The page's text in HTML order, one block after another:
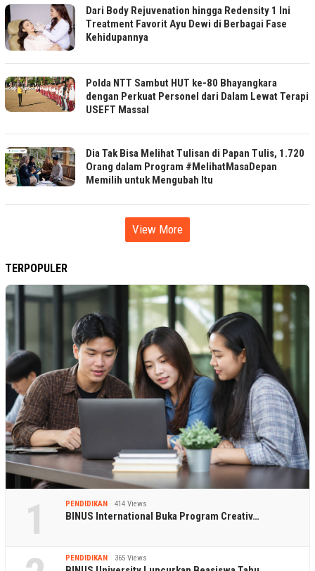
Dari Body Rejuvenation hingga Redensity 1 Ini
Treatment Favorit Ayu Dewi di Berbagai Fase
Kehidupannya
Polda NTT Sambut HUT ke-80 Bhayangkara
dengan Perkuat Personel dari Dalam Lewat Terapi
USEFT Massal
Dia Tak Bisa Melihat Tulisan di Papan Tulis, 1.720
Orang dalam Program #MelihatMasaDepan
Memilih untuk Mengubah Itu
View More
TERPOPULER
1 PENDIDIKAN 414 Views
BINUS International Buka Program Creativ…
PENDIDIKAN 365 Views